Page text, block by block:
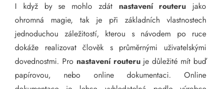
I když by se mohlo zdát nastavení routeru jako
ohromná magie, tak je při základních vlastnostech
jednoduchou záležitostí, kterou s návodem po ruce
dokáže realizovat člověk s průměrnými uživatelskými
dovednostmi. Pro nastavení routeruje důležité mít buď
papírovou, nebo online dokumentaci. Online